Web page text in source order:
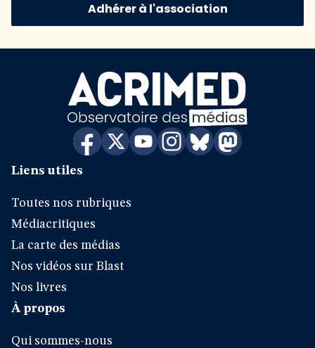
Adhérer à l'association
Liens utiles
Toutes nos rubriques
Médiacritiques
La carte des médias
Nos vidéos sur Blast
Nos livres
À propos
Qui sommes-nous